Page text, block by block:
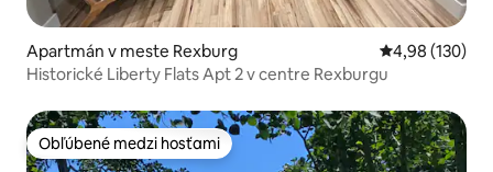
Apartmán v meste Rexburg Priemerné
4,98 (130)
Historické Liberty Flats Apt 2 v centre Rexburgu
Obľúbené medzi hosťami
Obľúbené medzi hosťami